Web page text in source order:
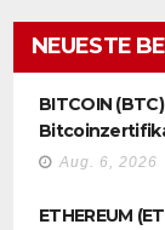
NEUESTE
BITCOIN
Aug. 6, 2026
ETHEREUM